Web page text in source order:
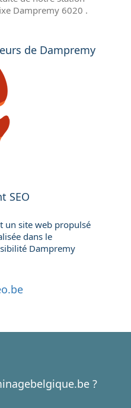
Dampremy 6020 .
de Dampremy
SEO
un site web propulsé
dans le
Dampremy
?